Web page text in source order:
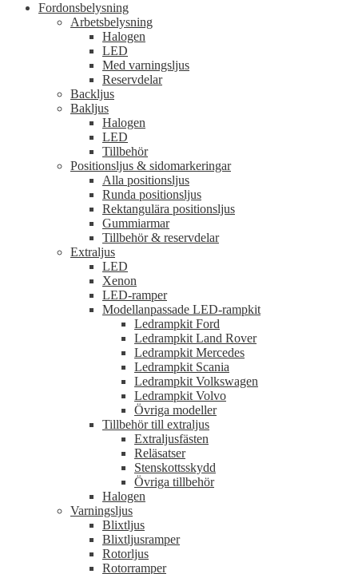
Fordonsbelysning
Arbetsbelysning
Halogen
LED
Med varningsljus
Reservdelar
Backljus
Bakljus
Halogen
LED
Tillbehör
Positionsljus & sidomarkeringar
Alla positionsljus
Runda positionsljus
Rektangulära positionsljus
Gummiarmar
Tillbehör & reservdelar
Extraljus
LED
Xenon
LED-ramper
Modellanpassade LED-rampkit
Ledrampkit Ford
Ledrampkit Land Rover
Ledrampkit Mercedes
Ledrampkit Scania
Ledrampkit Volkswagen
Ledrampkit Volvo
Övriga modeller
Tillbehör till extraljus
Extraljusfästen
Reläsatser
Stenskottsskydd
Övriga tillbehör
Halogen
Varningsljus
Blixtljus
Blixtljusramper
Rotorljus
Rotorramper